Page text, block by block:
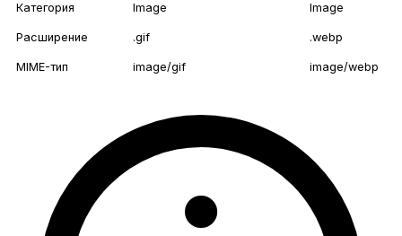
Категория Image Image
Расширение .gif .webp
MIME-тип image/gif image/webp